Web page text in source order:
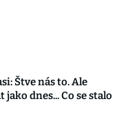
Štve nás to. Ale
dnes... Co se stalo